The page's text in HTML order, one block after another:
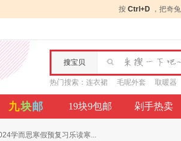
按 Ctrl+D ，把奇
搜宝贝
热门搜索： 连衣裙 毛呢外套 取暖器
九块邮 19块9包邮 剁手热卖
学而思寒假预复习乐读寒...